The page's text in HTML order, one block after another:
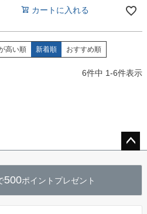
カートに入れる
高い順 新着順 おすすめ順
6件中 1-6件表示
へ
500ポイントプレゼント